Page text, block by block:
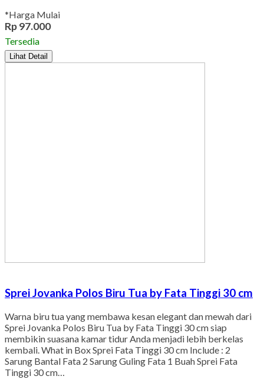
*Harga Mulai
Rp 97.000
Tersedia
Lihat Detail
Sprei Jovanka Polos Biru Tua by Fata Tinggi 30 cm
Warna biru tua yang membawa kesan elegant dan mewah dari
Sprei Jovanka Polos Biru Tua by Fata Tinggi 30 cm siap
membikin suasana kamar tidur Anda menjadi lebih berkelas
kembali. What in Box Sprei Fata Tinggi 30 cm Include : 2
Sarung Bantal Fata 2 Sarung Guling Fata 1 Buah Sprei Fata
Tinggi 30 cm…